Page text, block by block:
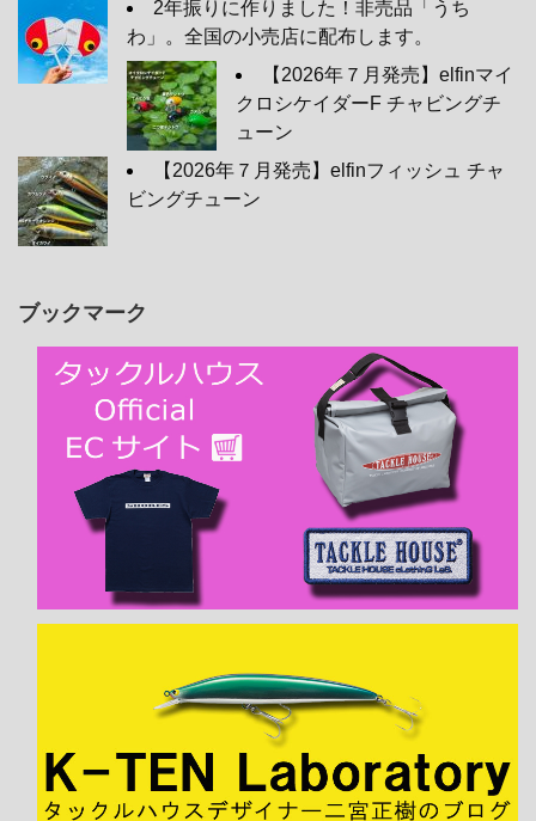
2年振りに作りました！非売品「うち
わ」。全国の小売店に配布します。
【2026年７月発売】elfinマイ
クロシケイダーF チャビングチ
ューン
【2026年７月発売】elfinフィッシュ チャ
ビングチューン
ブックマーク